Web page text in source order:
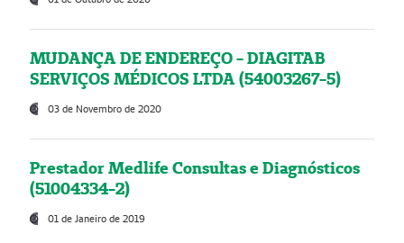
MUDANÇA DE ENDEREÇO - DIAGITAB
SERVIÇOS MÉDICOS LTDA (54003267-5)
03 de Novembro de 2020
Prestador Medlife Consultas e Diagnósticos
(51004334-2)
01 de Janeiro de 2019